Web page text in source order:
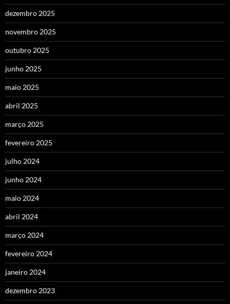
dezembro 2025
novembro 2025
outubro 2025
junho 2025
maio 2025
abril 2025
março 2025
fevereiro 2025
julho 2024
junho 2024
maio 2024
abril 2024
março 2024
fevereiro 2024
janeiro 2024
dezembro 2023